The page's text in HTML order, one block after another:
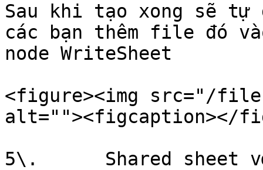
Sau khi tạo xong sẽ
các bạn thêm file đó
node WriteSheet
<figure><img src="/files/
alt=""><figcaption></
5\.      Shared sheet